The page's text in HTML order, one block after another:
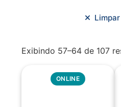
Planejamento Urbano/
Exibindo 57–64 de 107
ONLINE